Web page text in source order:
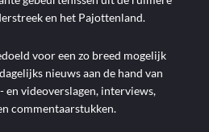
en het Pajottenland.
voor een zo breed mogelijk
nieuws aan de hand van
en videoverslagen, interviews,
commentaarstukken.